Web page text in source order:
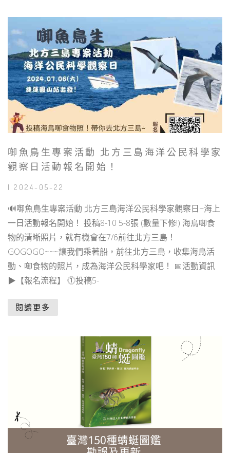
啣魚鳥生專案活動 北方三島海洋公民科學家
觀察日活動報名開始！
| 2024-05-22
🔊啣魚鳥生專案活動 北方三島海洋公民科學家觀察日~海上
一日活動報名開始！ 投稿8-10 5-8張 (數量下修!) 海鳥啣食
物的清晰照片，就有機會在7/6前往北方三島！
GOGOGO~~~讓我們乘著船，前往北方三島，收集海鳥活
動、啣食物的照片，成為海洋公民科學家吧！ 📅活動資訊
▶️【報名流程】 ⓵投稿5-
閱讀更多